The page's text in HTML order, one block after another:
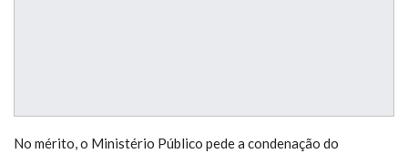
No mérito, o Ministério Público pede a condenação do